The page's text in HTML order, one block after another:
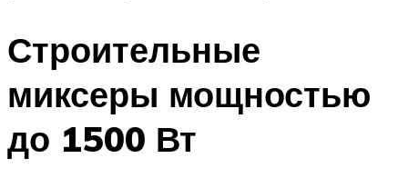
Строительные
миксеры мощностью
до 1500 Вт